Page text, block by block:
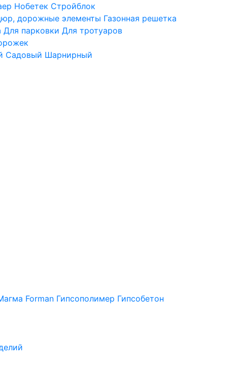
Нобетек Стройблок
дорожные элементы Газонная решетка
Для парковки Для тротуаров
Садовый Шарнирный
Forman Гипсополимер Гипсобетон